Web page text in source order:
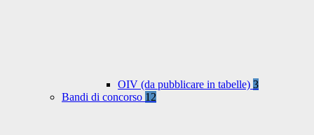
OIV (da pubblicare in tabelle) 3
Bandi di concorso 12